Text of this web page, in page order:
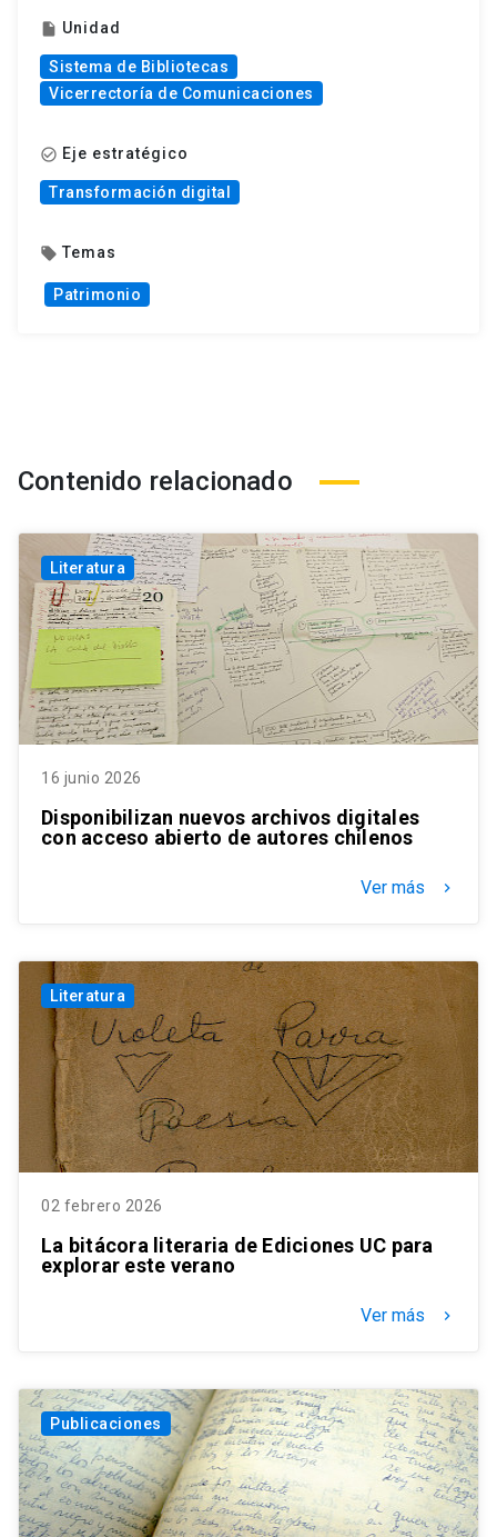
insert_drive_file Unidad
Sistema de Bibliotecas
Vicerrectoría de Comunicaciones
check_circle_outline Eje estratégico
Transformación digital
local_offer Temas
Patrimonio
Contenido relacionado
Literatura
16 junio 2026
Disponibilizan nuevos archivos digitales
con acceso abierto de autores chilenos
Ver más keyboard_arrow_right
Literatura
02 febrero 2026
La bitácora literaria de Ediciones UC para
explorar este verano
Ver más keyboard_arrow_right
Publicaciones